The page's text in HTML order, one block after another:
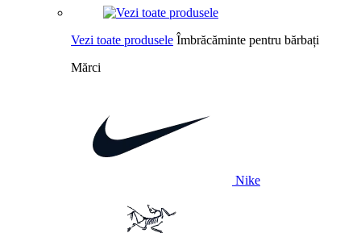
Vezi toate produsele Îmbrăcăminte pentru bărbați
Mărci
Nike